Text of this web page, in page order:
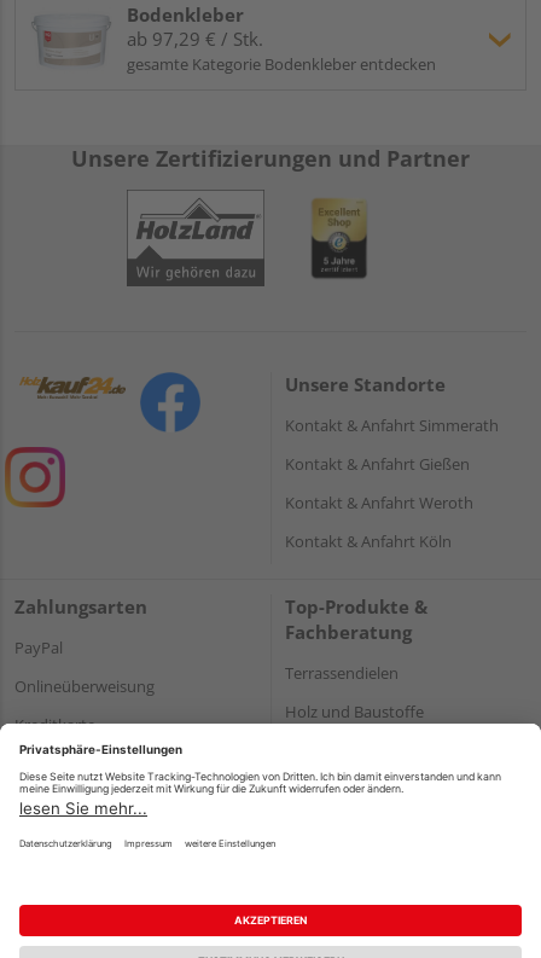
Bodenkleber
ab 97,29 € / Stk.
gesamte Kategorie Bodenkleber entdecken
Unsere Zertifizierungen und Partner
Unsere Standorte
Kontakt & Anfahrt Simmerath
Kontakt & Anfahrt Gießen
Kontakt & Anfahrt Weroth
Kontakt & Anfahrt Köln
Zahlungsarten
PayPal
Onlineüberweisung
Kreditkarte
Rechnung*
*Bonität vorausgesetzt
Top-Produkte &
Fachberatung
Terrassendielen
Holz und Baustoffe
Impressum Datenschutz AGB
Barrierefreiheitserklärung
Vertrag widerrufen